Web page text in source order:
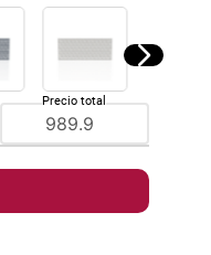
Precio total